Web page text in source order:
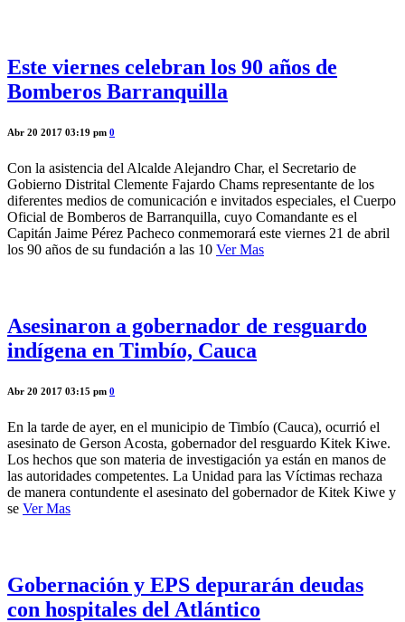
Este viernes celebran los 90 años de
Bomberos Barranquilla
Abr 20 2017 03:19 pm 0
Con la asistencia del Alcalde Alejandro Char, el Secretario de
Gobierno Distrital Clemente Fajardo Chams representante de los
diferentes medios de comunicación e invitados especiales, el Cuerpo
Oficial de Bomberos de Barranquilla, cuyo Comandante es el
Capitán Jaime Pérez Pacheco conmemorará este viernes 21 de abril
los 90 años de su fundación a las 10 Ver Mas
Asesinaron a gobernador de resguardo
indígena en Timbío, Cauca
Abr 20 2017 03:15 pm 0
En la tarde de ayer, en el municipio de Timbío (Cauca), ocurrió el
asesinato de Gerson Acosta, gobernador del resguardo Kitek Kiwe.
Los hechos que son materia de investigación ya están en manos de
las autoridades competentes. La Unidad para las Víctimas rechaza
de manera contundente el asesinato del gobernador de Kitek Kiwe y
se Ver Mas
Gobernación y EPS depurarán deudas
con hospitales del Atlántico